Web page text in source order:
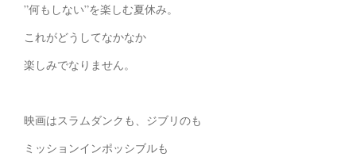
”何もしない”を楽しむ夏休み。
これがどうしてなかなか
楽しみでなりません。
映画はスラムダンクも、ジブリのも
ミッションインポッシブルも